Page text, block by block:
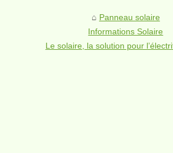
Panneau solaire
Informations Solaire
Le solaire, la solution pour